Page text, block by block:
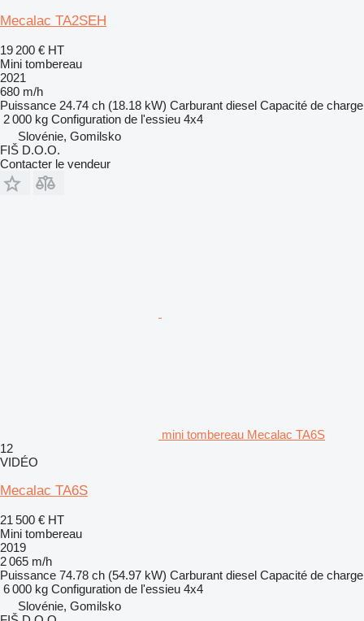
Mecalac TA2SEH
19 200 € HT
Mini tombereau
2021
680 m/h
Puissance 24.74 ch (18.18 kW) Carburant diesel Capacité de charge
2 000 kg Configuration de l'essieu 4x4
Slovénie, Gomilsko
FIŠ D.O.O.
Contacter le vendeur
mini tombereau Mecalac TA6S
12
VIDÉO
Mecalac TA6S
21 500 € HT
Mini tombereau
2019
2 065 m/h
Puissance 74.78 ch (54.97 kW) Carburant diesel Capacité de charge
6 000 kg Configuration de l'essieu 4x4
Slovénie, Gomilsko